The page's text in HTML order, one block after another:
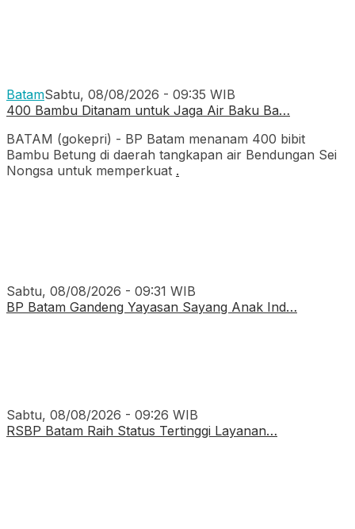
BatamSabtu, 08/08/2026 - 09:35 WIB
400 Bambu Ditanam untuk Jaga Air Baku Ba…
BATAM (gokepri) - BP Batam menanam 400 bibit
Bambu Betung di daerah tangkapan air Bendungan Sei
Nongsa untuk memperkuat .
Sabtu, 08/08/2026 - 09:31 WIB
BP Batam Gandeng Yayasan Sayang Anak Ind…
Sabtu, 08/08/2026 - 09:26 WIB
RSBP Batam Raih Status Tertinggi Layanan…